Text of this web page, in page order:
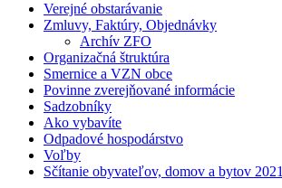
Verejné obstarávanie
Zmluvy, Faktúry, Objednávky
Archív ZFO
Organizačná štruktúra
Smernice a VZN obce
Povinne zverejňované informácie
Sadzobníky
Ako vybavíte
Odpadové hospodárstvo
Voľby
Sčítanie obyvateľov, domov a bytov 2021